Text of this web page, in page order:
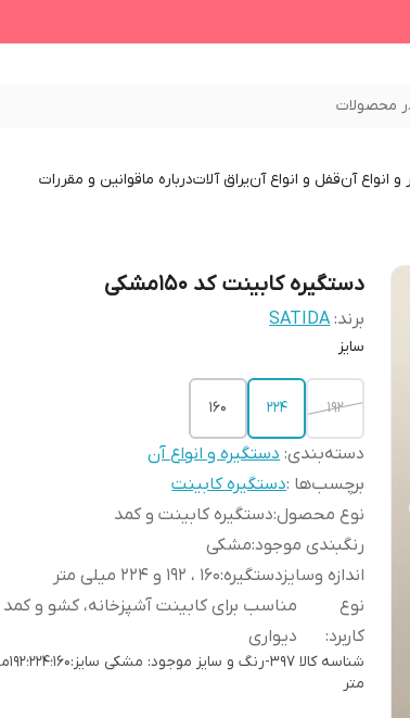
محصولات
و انواع آنقفل و انواع آنیراق آلاتدرباره ماقوانین و مقررات
دستگیره کابینت کد 150مشکی
برند: SATIDA
سایز
192
224
160
دسته‌بندی:دستگیره و انواع آن
برچسب‌ها :دستگیره کابینت
نوع محصول:دستگیره کابینت و کمد
رنگبندی موجود:مشکی
اندازه وسایزدستگیره:160 ، 192 و 224 میلی متر
نوع
کاربرد:
مناسب برای کابینت آشپزخانه، کشو و کمد
دیواری
شناسه کالا
397-رنگ و
متر